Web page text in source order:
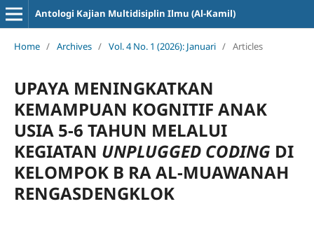
Antologi Kajian Multidisiplin Ilmu (Al-Kamil)
Home / Archives / Vol. 4 No. 1 (2026): Januari / Articles
UPAYA MENINGKATKAN
KEMAMPUAN KOGNITIF ANAK
USIA 5-6 TAHUN MELALUI
KEGIATAN UNPLUGGED CODING DI
KELOMPOK B RA AL-MUAWANAH
RENGASDENGKLOK